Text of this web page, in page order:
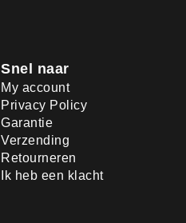
Snel naar
My account
Privacy Policy
Garantie
Verzending
Retourneren
Ik heb een klacht